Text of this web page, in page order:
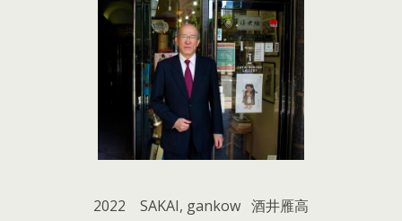
2022 SAKAI, gankow 酒井雁高